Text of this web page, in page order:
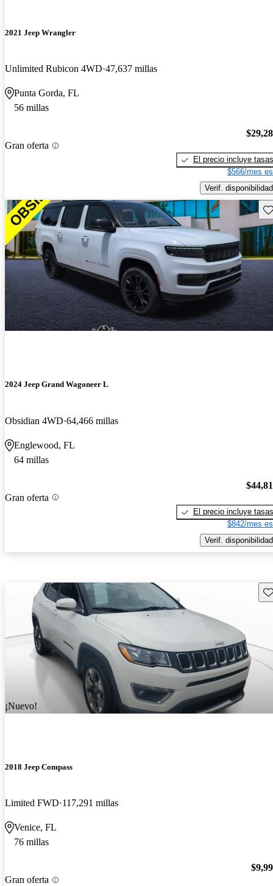
2021 Jeep Wrangler
Unlimited Rubicon 4WD 47,637 millas
Punta Gorda, FL
56 millas
Gran oferta
El precio incluye tasas
$566/mes
Verif. disponibilidad
2024 Jeep Grand Wagoneer L
Obsidian 4WD 64,466 millas
Englewood, FL
64 millas
Gran oferta
El precio incluye tasas
$842/mes
Verif. disponibilidad
¡Nuevo!
2018 Jeep Compass
Limited FWD 117,291 millas
Venice, FL
76 millas
Gran oferta